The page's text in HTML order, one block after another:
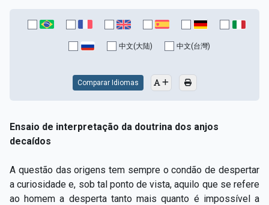
中文(大陆) 中文(台灣)
Comparar Idiomas
Ensaio de interpretação da doutrina dos anjos
decaídos
A questão das origens tem sempre o condão de despertar
a curiosidade e, sob tal ponto de vista, aquilo que se refere
ao homem a desperta tanto mais quanto é impossível a